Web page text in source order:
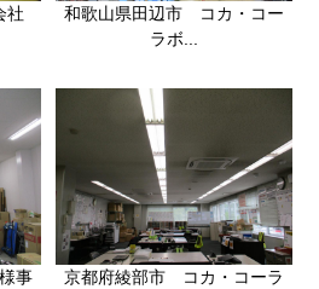
社
和歌山県田辺市 コカ・コー
ラボ...
事
京都府綾部市 コカ・コーラ